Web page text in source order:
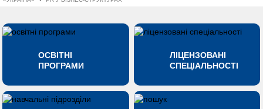
ОСВІТНІ
ПРОГРАМИ
ЛІЦЕНЗОВАНІ
СПЕЦІАЛЬНОСТІ